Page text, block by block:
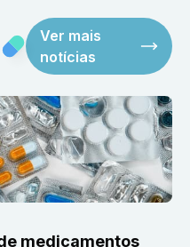
Ver mais
notícias
medicamentos